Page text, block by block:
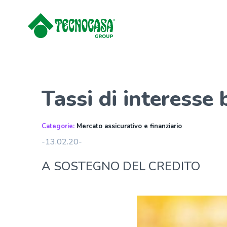
Tassi di
Categorie: Mercato assicurativo e finanziario
-13.02.20-
A SOSTEGNO DEL CREDITO